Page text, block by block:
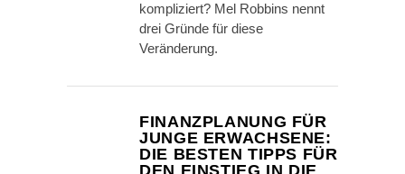
kompliziert? Mel Robbins nennt
drei Gründe für diese
Veränderung.
FINANZPLANUNG FÜR
JUNGE ERWACHSENE:
DIE BESTEN TIPPS FÜR
DEN EINSTIEG IN DIE